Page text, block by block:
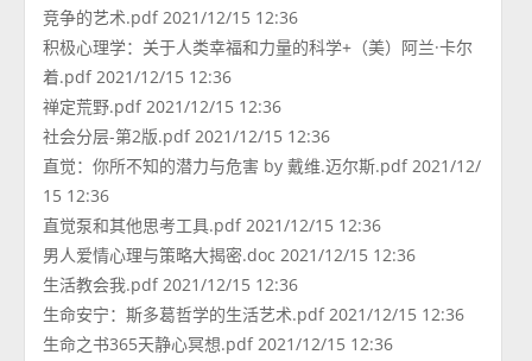
竞争的艺术.pdf 2021/12/15 12:36
积极心理学：关于人类幸福和力量的科学+（美）阿兰·卡尔
着.pdf 2021/12/15 12:36
禅定荒野.pdf 2021/12/15 12:36
社会分层-第2版.pdf 2021/12/15 12:36
直觉：你所不知的潜力与危害 by 戴维.迈尔斯.pdf 2021/12/
15 12:36
直觉泵和其他思考工具.pdf 2021/12/15 12:36
男人爱情心理与策略大揭密.doc 2021/12/15 12:36
生活教会我.pdf 2021/12/15 12:36
生命安宁：斯多葛哲学的生活艺术.pdf 2021/12/15 12:36
生命之书365天静心冥想.pdf 2021/12/15 12:36